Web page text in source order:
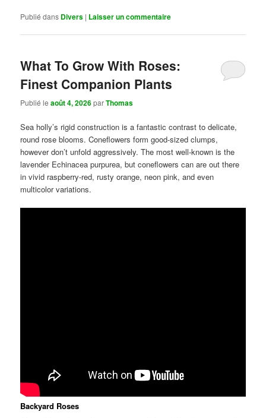
Publié dans Divers | Laisser un commentaire
What To Grow With Roses:
Finest Companion Plants
Publié leaoût 4, 2026parThomas
Sea holly’s rigid construction is a fantastic contrast to delicate,
round rose blooms. Coneflowers form good-sized clumps,
however don’t unfold aggressively. The most well-known is the
lavender Echinacea purpurea, but coneflowers can are out there
in vivid raspberry-red, rusty orange, neon pink, and even
multicolor variations.
Backyard Roses